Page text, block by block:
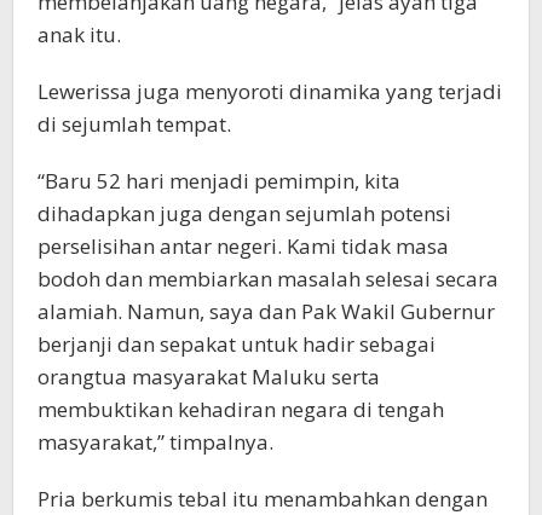
anak itu.
Lewerissa juga menyoroti dinamika yang terjadi
di sejumlah tempat.
“Baru 52 hari menjadi pemimpin, kita
dihadapkan juga dengan sejumlah potensi
perselisihan antar negeri. Kami tidak masa
bodoh dan membiarkan masalah selesai secara
alamiah. Namun, saya dan Pak Wakil Gubernur
berjanji dan sepakat untuk hadir sebagai
orangtua masyarakat Maluku serta
membuktikan kehadiran negara di tengah
masyarakat,” timpalnya.
Pria berkumis tebal itu menambahkan dengan